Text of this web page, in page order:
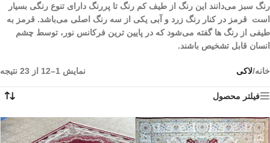
رنگ سبز می‌دانند این رنگ از طیف کم رنگ تا پررنگ دارای تنوع رنگی بسیار
است قرمز در کنار رنگ زرد و آبی یکی از سه رنگ اصلی می‌باشد. قرمز به
طیفی از رنگ‌ ها گفته می‌شود که در پایین‌ ترین فرکانس نور، توسط چشم
انسان قابل تشخیص باشند.
خانه/لاکی نمایش 1–12 از 23 نتیجه
فیلتر محصول